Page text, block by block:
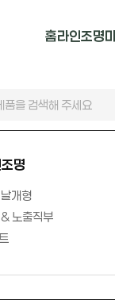
홈라인조명
매입 & 노출직부
펜던트
명
개형
노출직부